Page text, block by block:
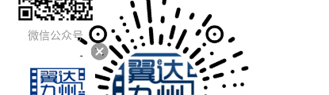
微信公众号